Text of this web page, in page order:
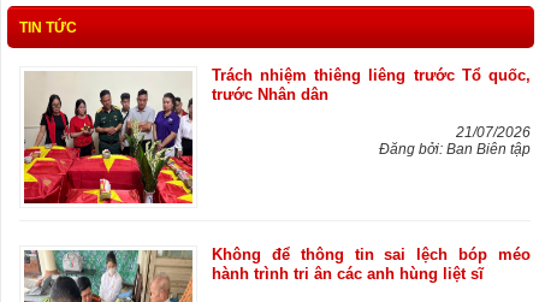
TIN TỨC
Trách nhiệm thiêng liêng trước Tổ quốc,
trước Nhân dân
21/07/2026
Đăng bởi: Ban Biên tập
Không để thông tin sai lệch bóp méo
hành trình tri ân các anh hùng liệt sĩ